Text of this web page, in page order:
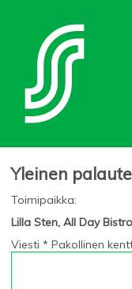
Yleinen palaute
Toimipaikka:
Lilla Sten, All Day
Viesti * Pakollinen